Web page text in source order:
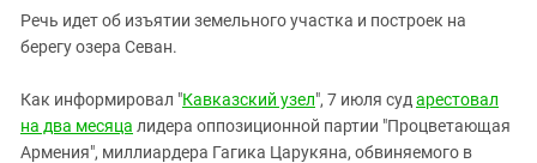
Северная Осетия - Алания
Ставропольский край
Чечня
Речь идет об изъятии земельного участка и построек на
берегу озера Севан.
Как информировал "Кавказский узел", 7 июля суд арестовал
на два месяца лидера оппозиционной партии "Процветающая
Армения", миллиардера Гагика Царукяна, обвиняемого в